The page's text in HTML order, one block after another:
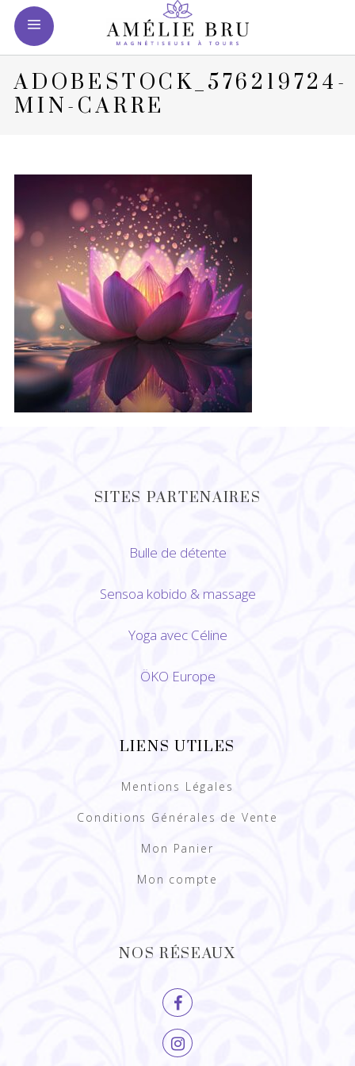
ADOBESTOCK_576219724-
MIN-CARRE
SITES PARTENAIRES
Bulle de détente
Sensoa kobido &massage
Yoga avec Céline
ÖKO Europe
LIENS UTILES
Mentions Légales
Conditions Générales de Vente
Mon Panier
Mon compte
NOS RÉSEAUX